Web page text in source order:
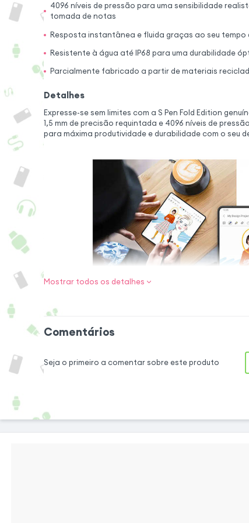
4096 níveis de pressão para uma sensibilidade
tomada de notas
Resposta instantânea e fluida graças ao seu
Resistente à água até IP68 para uma durabilidade
Parcialmente fabricado a partir de materiais
Detalhes
Expresse-se sem limites com a S Pen Fold Edition
1,5 mm de precisão requintada e 4096 níveis de
para máxima produtividade e durabilidade com o seu
Liberte a
momento
precisão
Mostrar todos os detalhes
Comentários
Seja o primeiro a comentar sobre este produto